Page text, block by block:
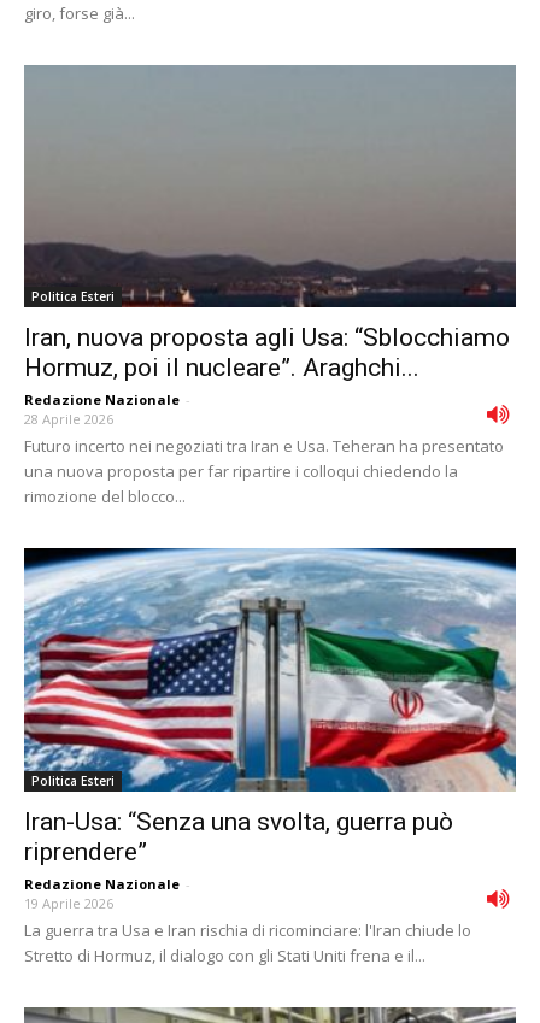
giro, forse già...
Politica Esteri
Iran, nuova proposta agli Usa: “Sblocchiamo
Hormuz, poi il nucleare”. Araghchi...
Redazione Nazionale -
28 Aprile 2026
Futuro incerto nei negoziati tra Iran e Usa. Teheran ha presentato
una nuova proposta per far ripartire i colloqui chiedendo la
rimozione del blocco...
Politica Esteri
Iran-Usa: “Senza una svolta, guerra può
riprendere”
Redazione Nazionale -
19 Aprile 2026
La guerra tra Usa e Iran rischia di ricominciare: l'Iran chiude lo
Stretto di Hormuz, il dialogo con gli Stati Uniti frena e il...